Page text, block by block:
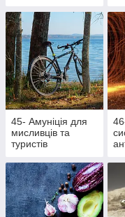
45- Амуніція для
мисливців та
туристів